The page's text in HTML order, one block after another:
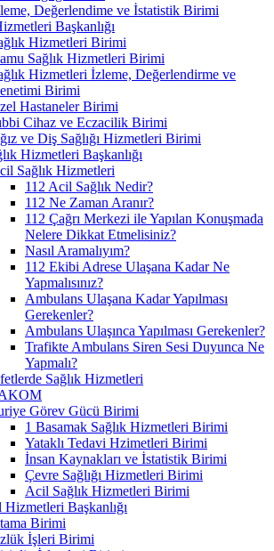
Değerlendime ve İstatistik Birimi
Başkanlığı
Hizmetleri Birimi
Sağlık Hizmetleri Birimi
Hizmetleri İzleme, Değerlendirme ve
Birimi
Hastaneler Birimi
Cihaz ve Eczacilik Birimi
ve Diş Sağlığı Hizmetleri Birimi
Hizmetleri Başkanlığı
Sağlık Hizmetleri
112 Acil Sağlık Nedir?
112 Ne Zaman Aranır?
112 Çağrı Merkezi ile Yapılan Konuşmada
Nelere Dikkat Etmelisiniz?
Nasıl Aramalıyım?
112 Ekibi Adrese Ulaşana Kadar Ne
Yapmalısınız?
Ambulans Ulaşana Kadar Yapılması
Gerekenler?
Ambulans Ulaşınca Yapılması Gerekenler?
Trafikte Ambulans Siren Sesi Duyunca Ne
Yapmalı?
Sağlık Hizmetleri
Görev Gücü Birimi
1 Basamak Sağlık Hizmetleri Birimi
Yataklı Tedavi Hzimetleri Birimi
İnsan Kaynakları ve İstatistik Birimi
Çevre Sağlığı Hizmetleri Birimi
Acil Sağlık Hizmetleri Birimi
Hizmetleri Başkanlığı
Birimi
İşleri Birimi